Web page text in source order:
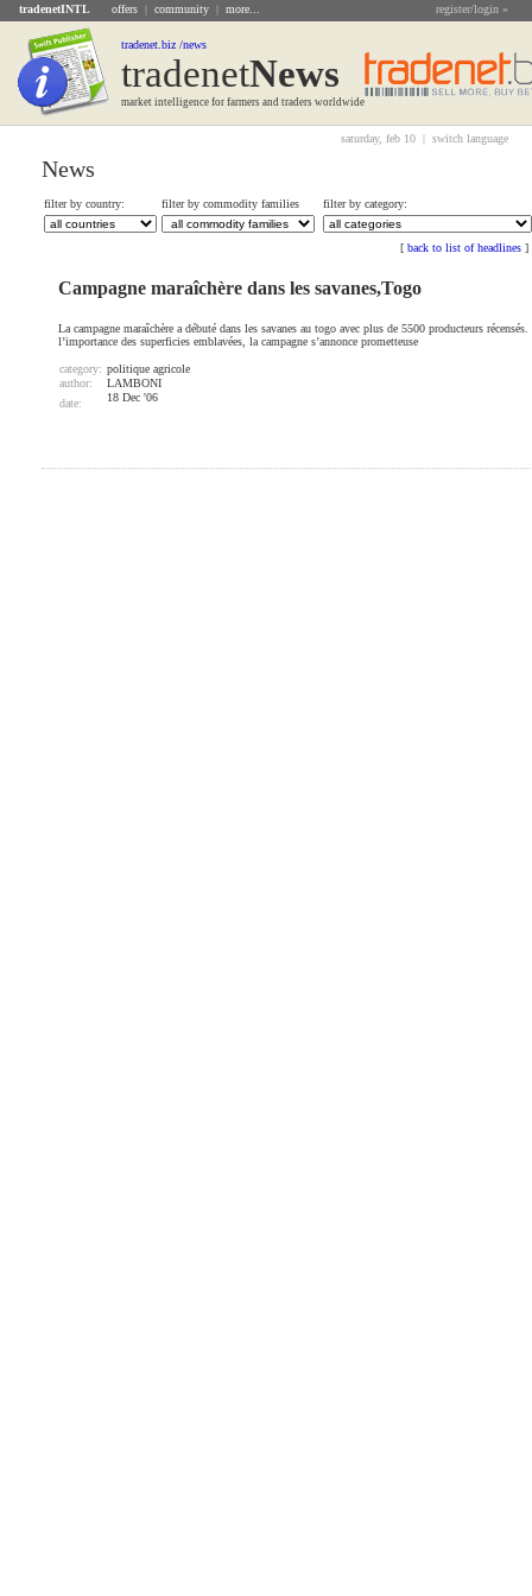
tradenetINTL offers | community | more... register/login »
tradenet.biz /news
tradenetNews
market intelligence for farmers and traders worldwide
saturday, feb 10 | switch language
News
filter by country: filter by commodity families filter by category:
[ back to list of headlines ]
Campagne maraîchère dans les savanes,Togo
La campagne maraîchère a débuté dans les savanes au togo avec plus de 5500 producteurs récensés.
l’importance des superficies emblavées, la campagne s’annonce prometteuse
category: politique agricole
author:
LAMBONI
date:
18 Dec '06